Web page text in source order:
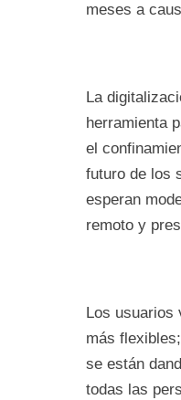
meses a
La
herramienta
el
futuro de los
esperan
remoto y
Los usuarios
más
se están
todas las